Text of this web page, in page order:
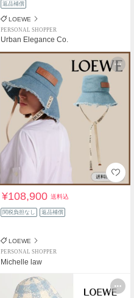
返品補償
LOEWE
PERSONAL SHOPPER
Urban Elegance Co.
¥108,900送料込
関税負担なし 返品補償
LOEWE
PERSONAL SHOPPER
Michelle law